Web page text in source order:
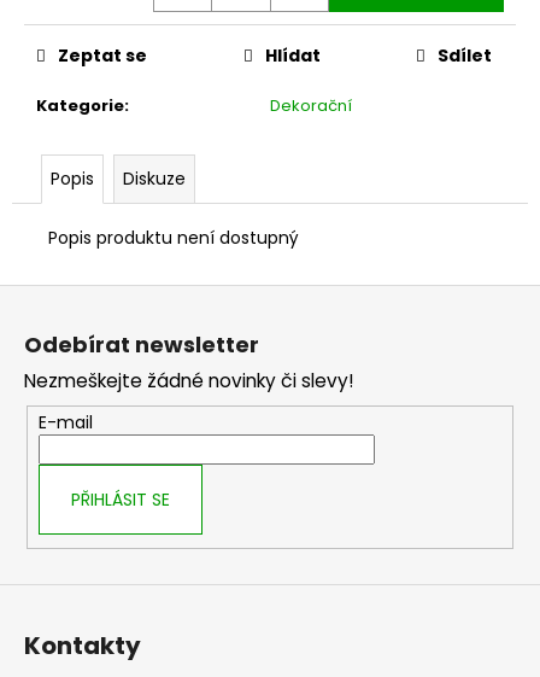
Kategorie: Dekorační
Zeptat se Hlídat Sdílet
Popis Diskuze
Popis produktu není dostupný
p
u
m
Z
Odebírat newsletter
Nezmeškejte žádné novinky či slevy!
E-mail
PŘIHLÁSIT SE
Kontakty